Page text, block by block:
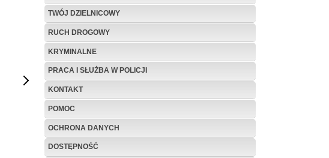
TWÓJ DZIELNICOWY
RUCH DROGOWY
KRYMINALNE
PRACA I SŁUŻBA W POLICJI
KONTAKT
POMOC
OCHRONA DANYCH
DOSTĘPNOŚĆ